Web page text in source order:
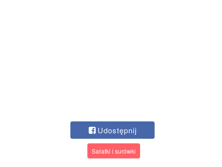
Udostępnij
Sałatki i surówki